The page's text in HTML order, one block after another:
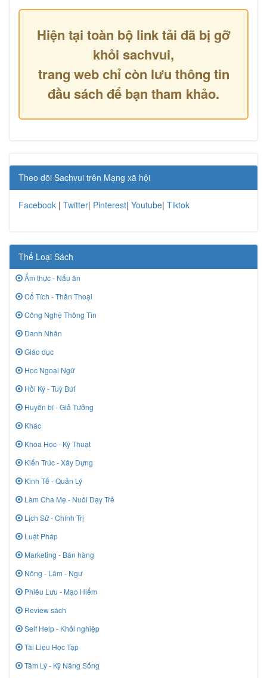
Hiện tại toàn bộ link tải đã bị gỡ
khỏi sachvui,
trang web chỉ còn lưu thông tin
đầu sách để bạn tham khảo.
Theo dõi Sachvui trên Mạng xã hội
Facebook | Twitter| Pinterest| Youtube| Tiktok
Thể Loại Sách
Ẩm thực - Nấu ăn
Cổ Tích - Thần Thoại
Công Nghệ Thông Tin
Danh Nhân
Giáo dục
Học Ngoại Ngữ
Hồi Ký - Tuỳ Bút
Huyền bí - Giả Tưởng
Khác
Khoa Học - Kỹ Thuật
Kiến Trúc - Xây Dựng
Kinh Tế - Quản Lý
Làm Cha Mẹ - Nuôi Dạy Trẻ
Lịch Sử - Chính Trị
Luật Pháp
Marketing - Bán hàng
Nông - Lâm - Ngư
Phiêu Lưu - Mạo Hiểm
Review sách
Self Help - Khởi nghiệp
Tài Liệu Học Tập
Tâm Lý - Kỹ Năng Sống